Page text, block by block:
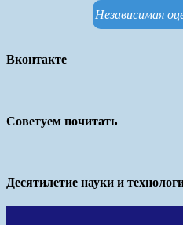
Независимая
Вконтакте
Советуем почитать
Десятилетие науки и